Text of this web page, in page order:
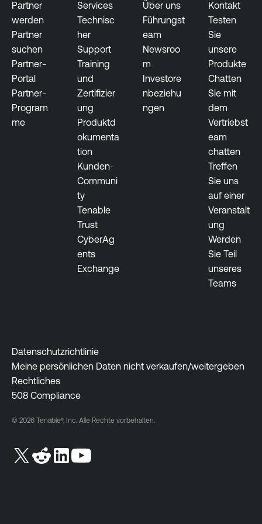
O
n
e
O
T
E
x
p
o
r
b
i
Partner
werden
Partner
suchen
Partner-
Portal
Partner-
Program
me
Services
Technisc
her
Support
Training
und
Zertifizier
ung
Produktd
okumenta
tion
Kunden-
Communi
ty
Tenable
Trust
CyberAg
ents
Exchange
Über uns
Führungst
eam
Newsroo
m
Investore
nbeziehu
ngen
Kontakt
Testen
Sie
unsere
Produkte
Chatten
Sie mit
dem
Vertriebst
eam
chatten
Treffen
Sie uns
auf einer
Veranstalt
ung
Werden
Sie Teil
unseres
Teams
Datenschutzrichtlinie
Meine persönlichen Daten nicht verkaufen/weitergeben
Rechtliches
508 Compliance
© 2026 Tenable®, Inc. Alle Rechte vorbehalten.